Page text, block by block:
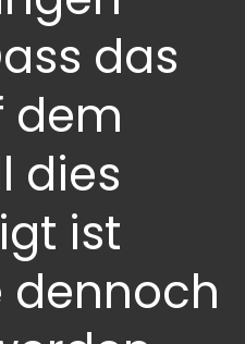
das
dem
dies
ist
dennoch